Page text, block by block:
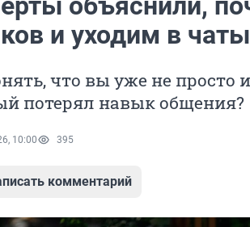
и уходим в чаты
что вы уже не просто
потерял навык общения?
10:00 395
комментарий